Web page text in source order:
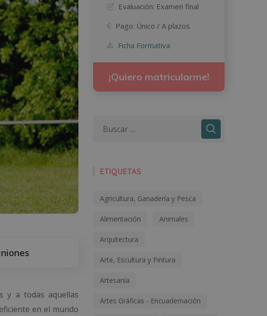
y a todas aquellas
en el mundo
Evaluación: Examen final
Pago: Único / A plazos
Ficha Formativa
¡Quiero matricularme!
ETIQUETAS
Agricultura, Ganadería y Pesca
Alimentación Animales
Arquitectura
Arte, Escultura y Pintura
Artesanía
Artes Gráficas - Encuadernación